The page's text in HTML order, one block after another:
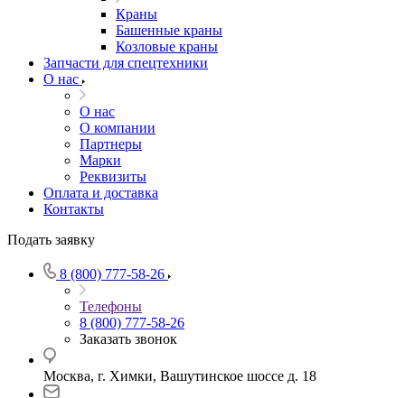
Краны
Башенные краны
Козловые краны
Запчасти для спецтехники
О нас
О нас
О компании
Партнеры
Марки
Реквизиты
Оплата и доставка
Контакты
Подать заявку
8 (800) 777-58-26
Телефоны
8 (800) 777-58-26
Заказать звонок
Москва, г. Химки, Вашутинское шоссе д. 18